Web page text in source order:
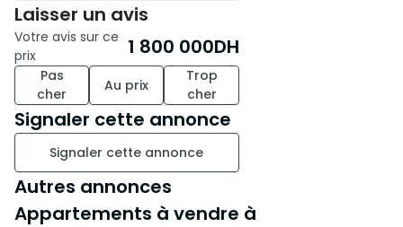
Laisser un avis
Votre avis sur ce
prix
1 800 000DH
Pas
cher
Au prix
Trop
cher
Signaler cette annonce
Signaler cette annonce
Autres annonces
Appartements à vendre à